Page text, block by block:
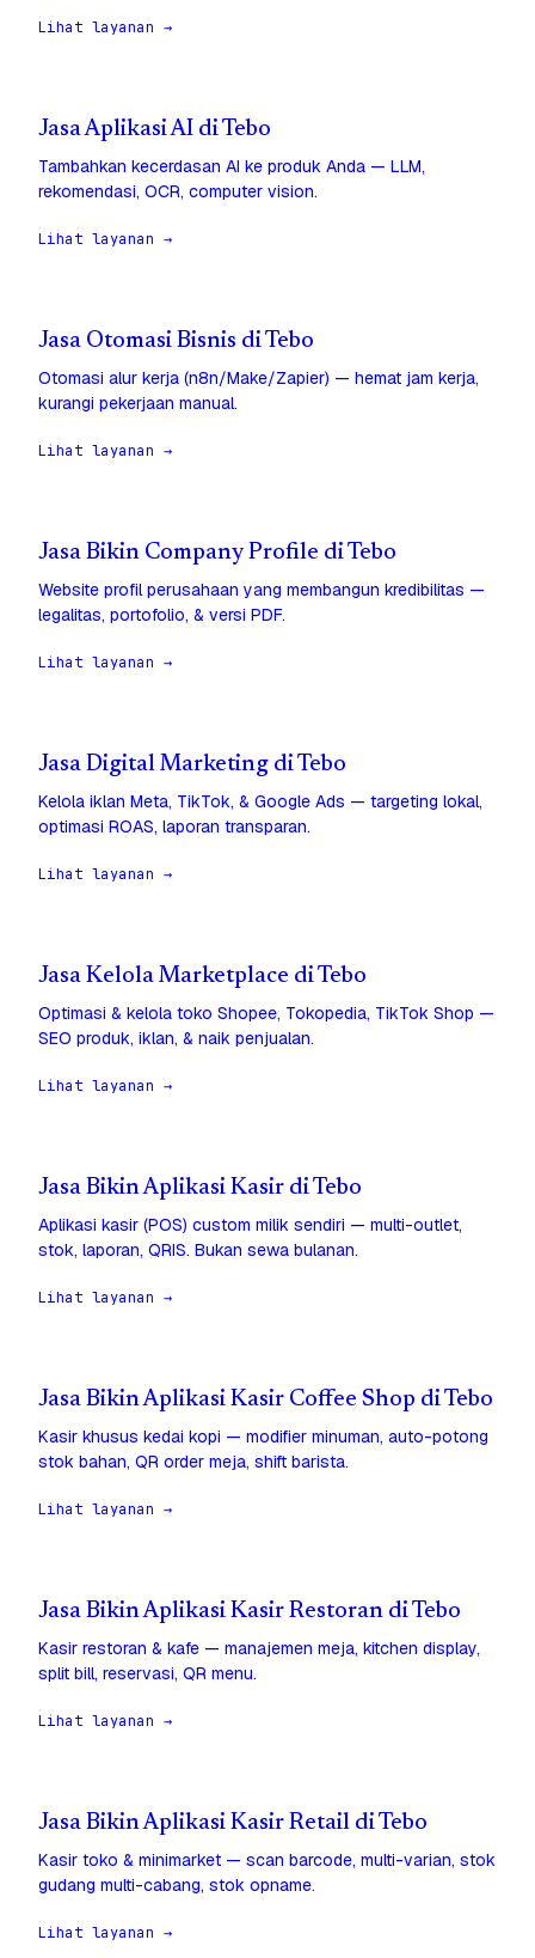
Lihat layanan →
Jasa Aplikasi AI di Tebo
Tambahkan kecerdasan AI ke produk Anda — LLM,
rekomendasi, OCR, computer vision.
Lihat layanan →
Jasa Otomasi Bisnis di Tebo
Otomasi alur kerja (n8n/Make/Zapier) — hemat jam kerja,
kurangi pekerjaan manual.
Lihat layanan →
Jasa Bikin Company Profile di Tebo
Website profil perusahaan yang membangun kredibilitas —
legalitas, portofolio, & versi PDF.
Lihat layanan →
Jasa Digital Marketing di Tebo
Kelola iklan Meta, TikTok, & Google Ads — targeting lokal,
optimasi ROAS, laporan transparan.
Lihat layanan →
Jasa Kelola Marketplace di Tebo
Optimasi & kelola toko Shopee, Tokopedia, TikTok Shop —
SEO produk, iklan, & naik penjualan.
Lihat layanan →
Jasa Bikin Aplikasi Kasir di Tebo
Aplikasi kasir (POS) custom milik sendiri — multi-outlet,
stok, laporan, QRIS. Bukan sewa bulanan.
Lihat layanan →
Jasa Bikin Aplikasi Kasir Coffee Shop di Tebo
Kasir khusus kedai kopi — modifier minuman, auto-potong
stok bahan, QR order meja, shift barista.
Lihat layanan →
Jasa Bikin Aplikasi Kasir Restoran di Tebo
Kasir restoran & kafe — manajemen meja, kitchen display,
split bill, reservasi, QR menu.
Lihat layanan →
Jasa Bikin Aplikasi Kasir Retail di Tebo
Kasir toko & minimarket — scan barcode, multi-varian, stok
gudang multi-cabang, stok opname.
Lihat layanan →